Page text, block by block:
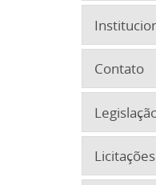
Contato
Licitações